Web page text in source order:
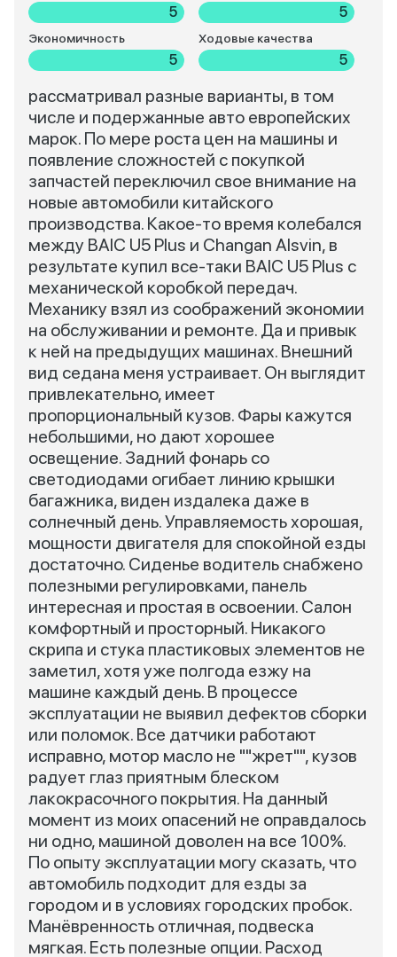
5 5
Экономичность
5
Ходовые качества
5
рассматривал разные варианты, в том
числе и подержанные авто европейских
марок. По мере роста цен на машины и
появление сложностей с покупкой
запчастей переключил свое внимание на
новые автомобили китайского
производства. Какое-то время колебался
между BAIC U5 Plus и Changan Alsvin, в
результате купил все-таки BAIC U5 Plus с
механической коробкой передач.
Механику взял из соображений экономии
на обслуживании и ремонте. Да и привык
к ней на предыдущих машинах. Внешний
вид седана меня устраивает. Он выглядит
привлекательно, имеет
пропорциональный кузов. Фары кажутся
небольшими, но дают хорошее
освещение. Задний фонарь со
светодиодами огибает линию крышки
багажника, виден издалека даже в
солнечный день. Управляемость хорошая,
мощности двигателя для спокойной езды
достаточно. Сиденье водитель снабжено
полезными регулировками, панель
интересная и простая в освоении. Салон
комфортный и просторный. Никакого
скрипа и стука пластиковых элементов не
заметил, хотя уже полгода езжу на
машине каждый день. В процессе
эксплуатации не выявил дефектов сборки
или поломок. Все датчики работают
исправно, мотор масло не ""жрет"", кузов
радует глаз приятным блеском
лакокрасочного покрытия. На данный
момент из моих опасений не оправдалось
ни одно, машиной доволен на все 100%.
По опыту эксплуатации могу сказать, что
автомобиль подходит для езды за
городом и в условиях городских пробок.
Манёвренность отличная, подвеска
мягкая. Есть полезные опции. Расход